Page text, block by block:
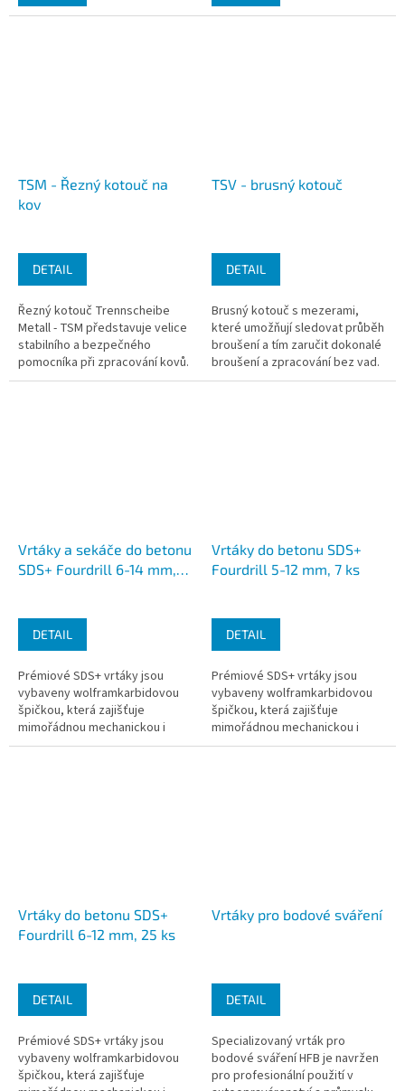
TSM - Řezný kotouč na
kov
DETAIL
Řezný kotouč Trennscheibe
Metall - TSM představuje velice
stabilního a bezpečného
pomocníka při zpracování kovů.
TSV - brusný kotouč
DETAIL
Brusný kotouč s mezerami,
které umožňují sledovat průběh
broušení a tím zaručit dokonalé
broušení a zpracování bez vad.
Tento brusný kotouč zajišťuje
Vrtáky a sekáče do betonu
SDS+ Fourdrill 6-14 mm,
DETAIL
Prémiové SDS+ vrtáky jsou
vybaveny wolframkarbidovou
špičkou, která zajišťuje
mimořádnou mechanickou i
tepelnou odolnost.
Vrtáky do betonu SDS+
Fourdrill 5-12 mm, 7 ks
DETAIL
Prémiové SDS+ vrtáky jsou
vybaveny wolframkarbidovou
špičkou, která zajišťuje
mimořádnou mechanickou i
tepelnou odolnost.
Vrtáky do betonu SDS+
Fourdrill 6-12 mm, 25 ks
DETAIL
Prémiové SDS+ vrtáky jsou
vybaveny wolframkarbidovou
špičkou, která zajišťuje
Vrtáky pro bodové sváření
DETAIL
Specializovaný vrták pro
bodové sváření HFB je navržen
pro profesionální použití v